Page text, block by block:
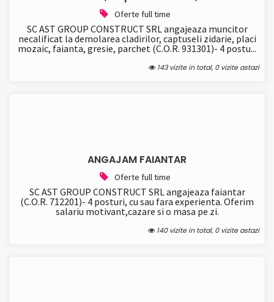
Oferte full time
SC AST GROUP CONSTRUCT SRL angajeaza muncitor
necalificat la demolarea cladirilor, captuseli zidarie, placi
mozaic, faianta, gresie, parchet (C.O.R. 931301)- 4 postu...
143 vizite in total, 0 vizite astazi
ANGAJAM FAIANTAR
Oferte full time
SC AST GROUP CONSTRUCT SRL angajeaza faiantar
(C.O.R. 712201)- 4 posturi, cu sau fara experienta. Oferim
salariu motivant,cazare si o masa pe zi.
140 vizite in total, 0 vizite astazi